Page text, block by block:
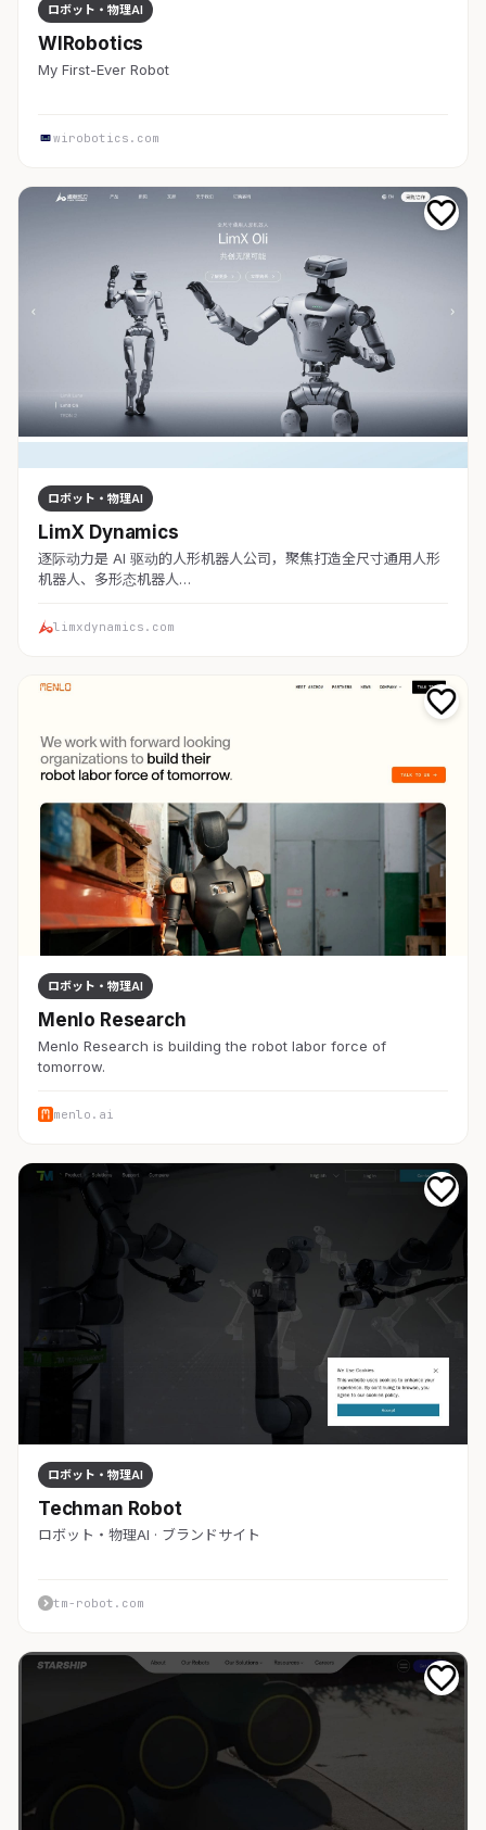
ロボット・物理AI
WIRobotics
My First-Ever Robot
wirobotics.com
ロボット・物理AI
LimX Dynamics
逐际动力是 AI 驱动的人形机器人公司，聚焦打造全尺寸通用人形
机器人、多形态机器人…
limxdynamics.com
ロボット・物理AI
Menlo Research
Menlo Research is building the robot labor force of
tomorrow.
menlo.ai
ロボット・物理AI
Techman Robot
ロボット・物理AI · ブランドサイト
tm-robot.com